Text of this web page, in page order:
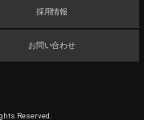
採用情報
お問い合わせ
Reserved.